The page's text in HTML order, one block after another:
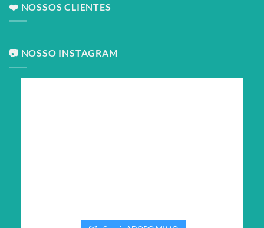
❤️ NOSSOS CLIENTES
📷 NOSSO INSTAGRAM